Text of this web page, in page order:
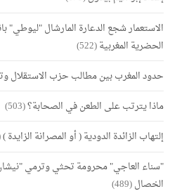
الاستعمار شجع الدعارة المارشال "ليوطي"
الحضرية المغربية(522)
حدود المغرب بين مطالب حزب الاستقلال
ماذا يترتب على الطعن في الصحابة؟(503)
إلتهاب الزائدة الدودية ( أو المصرانة الزايدة )
"سناء العاجي" محرومة تحثي وترمي
الخصال(489)